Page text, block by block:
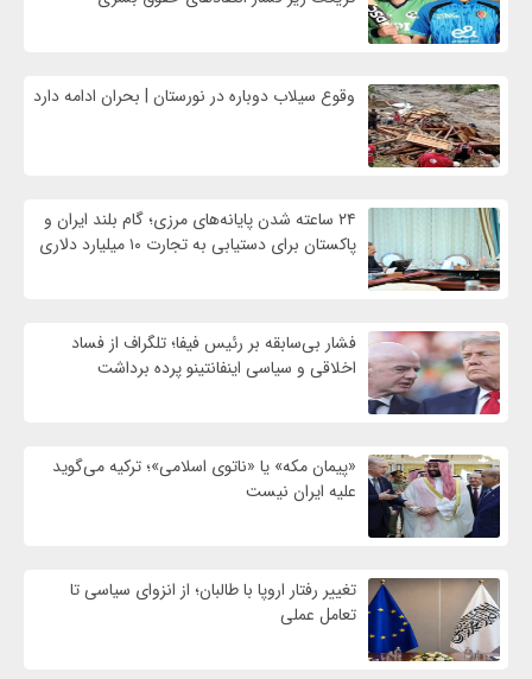
وقوع سیلاب دوباره در نورستان | بحران ادامه دارد
۲۴ ساعته شدن پایانه‌های مرزی؛ گام بلند ایران و
پاکستان برای دستیابی به تجارت ۱۰ میلیارد دلاری
فشار بی‌سابقه بر رئیس فیفا؛ تلگراف از فساد
اخلاقی و سیاسی اینفانتینو پرده برداشت
«پیمان مکه» یا «ناتوی اسلامی»؛ ترکیه می‌گوید
علیه ایران نیست
تغییر رفتار اروپا با طالبان؛ از انزوای سیاسی تا
تعامل عملی